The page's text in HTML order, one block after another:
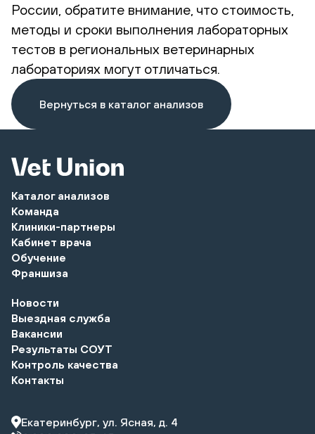
России, обратите внимание, что стоимость,
методы и сроки выполнения лабораторных
тестов в региональных ветеринарных
лабораториях могут отличаться.
Вернуться в каталог анализов
Каталог анализов
Команда
Клиники-партнеры
Кабинет врача
Обучение
Франшиза
Новости
Выездная служба
Вакансии
Результаты СОУТ
Контроль качества
Контакты
Екатеринбург, ул. Ясная, д. 4